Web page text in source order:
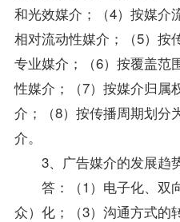
和光效媒介；（4）按媒介
相对流动性媒介；（5）按
专业媒介；（6）按覆盖范
性媒介；（7）按媒介归属
介；（8）按传播周期划分
介。
3、广告媒介的发展趋势
答：（1）电子化、双
众）化；（3）沟通方式的